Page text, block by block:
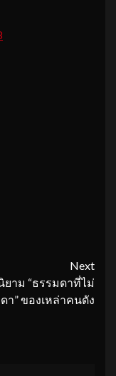
Next
ยาม “ธรรมดาที่ไม่
า” ของเหล่าคนดัง